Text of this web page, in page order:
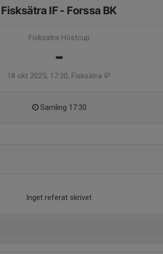
Fisksätra IF - Forssa BK
Fisksätra Höstcup
-
18 okt 2025, 17:30, Fisksätra IP
Samling 17:30
Inget referat skrivet